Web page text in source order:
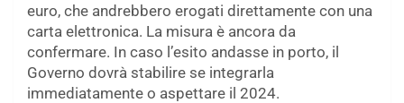
euro, che andrebbero erogati direttamente con una
carta elettronica. La misura è ancora da
confermare. In caso l’esito andasse in porto, il
Governo dovrà stabilire se integrarla
immediatamente o aspettare il 2024.